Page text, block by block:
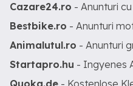
Cazare24.ro - Anunturi
Bestbike.ro - Anunturi
Animalutul.ro - Anunturi
Startapro.hu - Ingyenes